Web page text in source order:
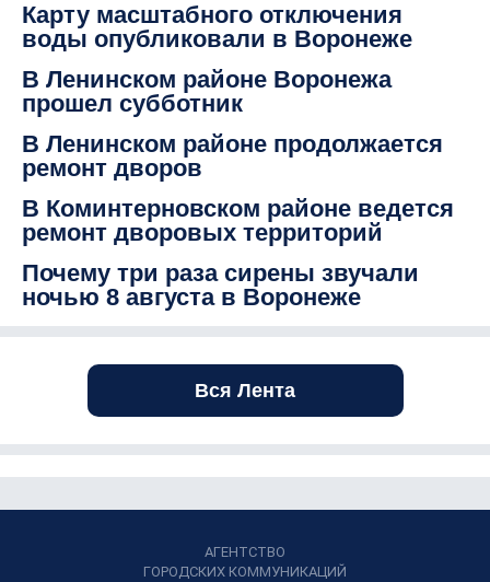
Карту масштабного отключения
воды опубликовали в Воронеже
В Ленинском районе Воронежа
прошел субботник
В Ленинском районе продолжается
ремонт дворов
В Коминтерновском районе ведется
ремонт дворовых территорий
Почему три раза сирены звучали
ночью 8 августа в Воронеже
Вся Лента
АГЕНТСТВО
ГОРОДСКИХ КОММУНИКАЦИЙ